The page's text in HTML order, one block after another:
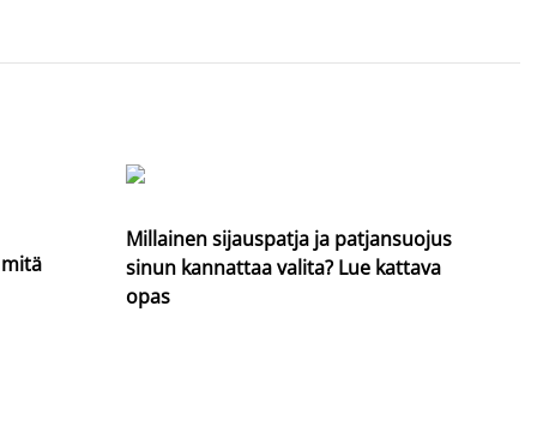
Millainen sijauspatja ja patjansuojus
sinun kannattaa valita? Lue kattava
opas